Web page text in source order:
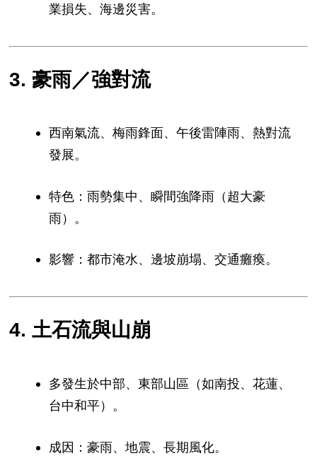
業損失、海邊災害。
3. 豪雨／強對流
西南氣流、梅雨鋒面、午後雷陣雨、熱對流
發展。
特色：雨勢集中、瞬間強降雨（超大豪
雨）。
影響：都市淹水、邊坡崩塌、交通癱瘓。
4. 土石流與山崩
多發生於中部、東部山區（如南投、花蓮、
台中和平）。
成因：豪雨、地震、長期風化。